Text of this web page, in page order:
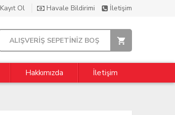
Kayıt Ol Havale Bildirimi İletişim
ALIŞVERİŞ SEPETİNİZ BOŞ
Hakkımızda İletişim